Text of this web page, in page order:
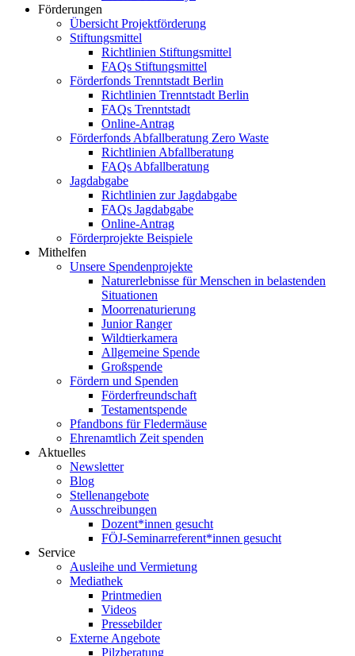
Förderungen
Übersicht Projektförderung
Stiftungsmittel
Richtlinien Stiftungsmittel
FAQs Stiftungsmittel
Förderfonds Trenntstadt Berlin
Richtlinien Trenntstadt Berlin
FAQs Trenntstadt
Online-Antrag
Förderfonds Abfallberatung Zero Waste
Richtlinien Abfallberatung
FAQs Abfallberatung
Jagdabgabe
Richtlinien zur Jagdabgabe
FAQs Jagdabgabe
Online-Antrag
Förderprojekte Beispiele
Mithelfen
Unsere Spendenprojekte
Naturerlebnisse für Menschen in belastenden
Situationen
Moorrenaturierung
Junior Ranger
Wildtierkamera
Allgemeine Spende
Großspende
Fördern und Spenden
Förderfreundschaft
Testamentspende
Pfandbons für Fledermäuse
Ehrenamtlich Zeit spenden
Aktuelles
Newsletter
Blog
Stellenangebote
Ausschreibungen
Dozent*innen gesucht
FÖJ-Seminarreferent*innen gesucht
Service
Ausleihe und Vermietung
Mediathek
Printmedien
Videos
Pressebilder
Externe Angebote
Pilzberatung